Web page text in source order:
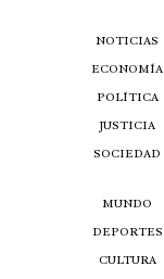
NOTICIAS
ECONOMÍA
POLÍTICA
JUSTICIA
SOCIEDAD
MUNDO
DEPORTES
CULTURA